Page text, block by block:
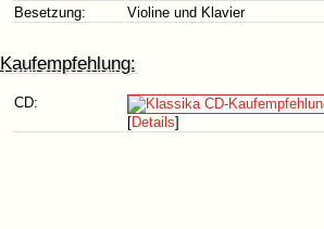
Besetzung:
Violine und Klavier
Kaufempfehlung:
CD:
[Details]